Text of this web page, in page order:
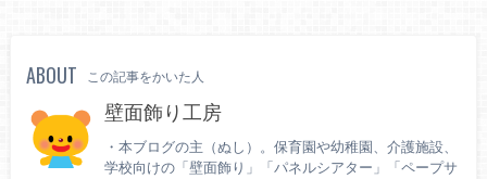
ABOUT この記事をかいた人
壁面飾り工房
・本ブログの主（ぬし）。保育園や幼稚園、介護施設、
学校向けの「壁面飾り」「パネルシアター」「ペープサ